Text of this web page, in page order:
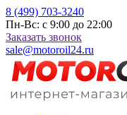
8 (499) 703-3240
Пн-Вс: с 9:00 до 22:00
Заказать звонок
sale@motoroil24.ru